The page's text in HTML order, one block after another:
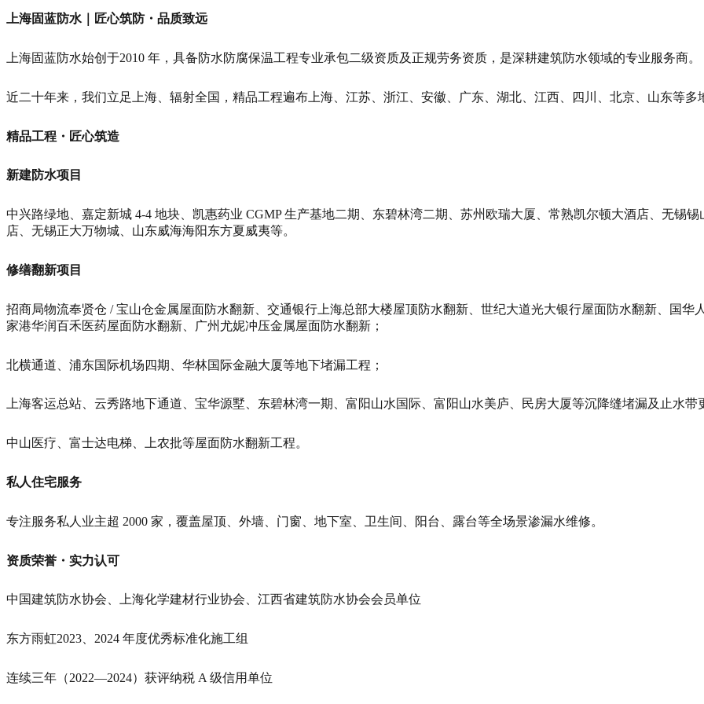
上海固蓝防水｜匠心筑防・品质致远
上海固蓝防水始创于2010 年，具备防水防腐保温工程专业承包二级资质及正规劳务资质，是深耕建筑防水领域的专业服务商。
近二十年来，我们立足上海、辐射全国，精品工程遍布上海、江苏、浙江、安徽、广东、湖北、江西、四川、北京、山东等多
精品工程・匠心筑造
新建防水项目
中兴路绿地、嘉定新城 4-4 地块、凯惠药业 CGMP 生产基地二期、东碧林湾二期、苏州欧瑞大厦、常熟凯尔顿大酒店、无锡
店、无锡正大万物城、山东威海海阳东方夏威夷等。
修缮翻新项目
招商局物流奉贤仓 / 宝山仓金属屋面防水翻新、交通银行上海总部大楼屋顶防水翻新、世纪大道光大银行屋面防水翻新、国
家港华润百禾医药屋面防水翻新、广州尤妮冲压金属屋面防水翻新；
北横通道、浦东国际机场四期、华林国际金融大厦等地下堵漏工程；
上海客运总站、云秀路地下通道、宝华源墅、东碧林湾一期、富阳山水国际、富阳山水美庐、民房大厦等沉降缝堵漏及止水带
中山医疗、富士达电梯、上农批等屋面防水翻新工程。
私人住宅服务
专注服务私人业主超 2000 家，覆盖屋顶、外墙、门窗、地下室、卫生间、阳台、露台等全场景渗漏水维修。
资质荣誉・实力认可
中国建筑防水协会、上海化学建材行业协会、江西省建筑防水协会会员单位
东方雨虹2023、2024 年度优秀标准化施工组
连续三年（2022—2024）获评纳税 A 级信用单位